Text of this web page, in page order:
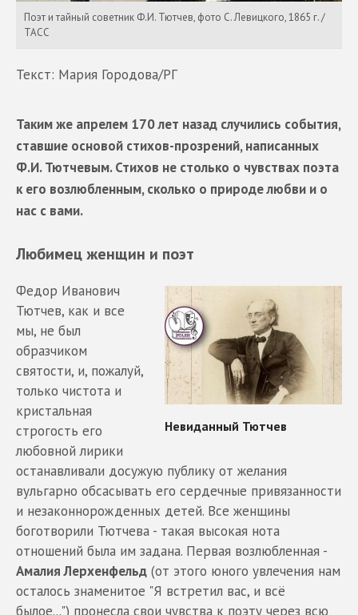
Поэт и тайный советник Ф.И. Тютчев, фото С. Левицкого, 1865 г. /
ТАСС
Текст: Мария Городова/РГ
Таким же апрелем 170 лет назад случились события,
ставшие основой стихов-прозрений, написанных
Ф.И. Тютчевым. Стихов не столько о чувствах поэта
к его возлюбленным, сколько о природе любви и о
нас с вами.
Любимец женщин и поэт
Федор Иванович
Тютчев, как и все
мы, не был
образчиком
святости, и, пожалуй,
только чистота и
кристальная
строгость его
любовной лирики
останавливали досужую публику от желания
вульгарно обсасывать его сердечные привязанности
и незаконнорожденных детей. Все женщины
боготворили Тютчева - такая высокая нота
отношений была им задана. Первая возлюбленная -
Амалия Лерхенфельд (от этого юного увлечения нам
осталось знаменитое "Я встретил вас, и всё
былое...") пронесла свои чувства к поэту через всю